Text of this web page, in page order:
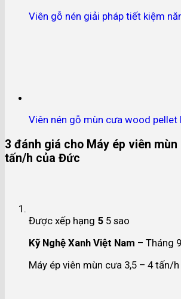
Viên gỗ nén giải pháp tiết kiệm
Viên nén gỗ mùn cưa wood pellet
3 đánh giá cho Máy ép viên
tấn/h của Đức
Được xếp hạng 5 5 sao
Kỹ Nghệ Xanh Việt Nam – Tháng
Máy ép viên mùn cưa 3,5 – 4 tấn/